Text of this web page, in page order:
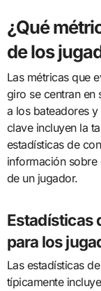
¿Qué
de los
Las métricas que
giro se centran en
a los bateadores
clave incluyen la
estadísticas de
información
de un jugador.
Estadísticas
para los
Las estadísticas
típicamente